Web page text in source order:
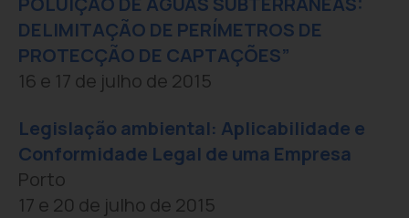
DELIMITAÇÃO DE PERÍMETROS DE
PROTECÇÃO DE CAPTAÇÕES”
16 e 17 de julho de 2015
Legislação ambiental: Aplicabilidade e
Conformidade Legal de uma Empresa
Porto
17 e 20 de julho de 2015